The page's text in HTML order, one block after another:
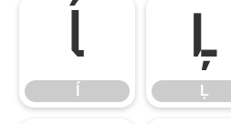
ĺ Ļ
Ļ